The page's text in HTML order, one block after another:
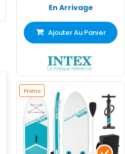
En Arrivage
Ajouter Au Panier
Promo